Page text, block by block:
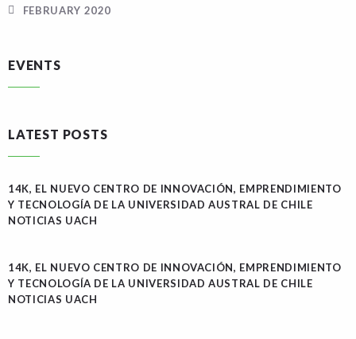
FEBRUARY 2020
EVENTS
LATEST POSTS
14K, EL NUEVO CENTRO DE INNOVACIÓN, EMPRENDIMIENTO
Y TECNOLOGÍA DE LA UNIVERSIDAD AUSTRAL DE CHILE
NOTICIAS UACH
14K, EL NUEVO CENTRO DE INNOVACIÓN, EMPRENDIMIENTO
Y TECNOLOGÍA DE LA UNIVERSIDAD AUSTRAL DE CHILE
NOTICIAS UACH